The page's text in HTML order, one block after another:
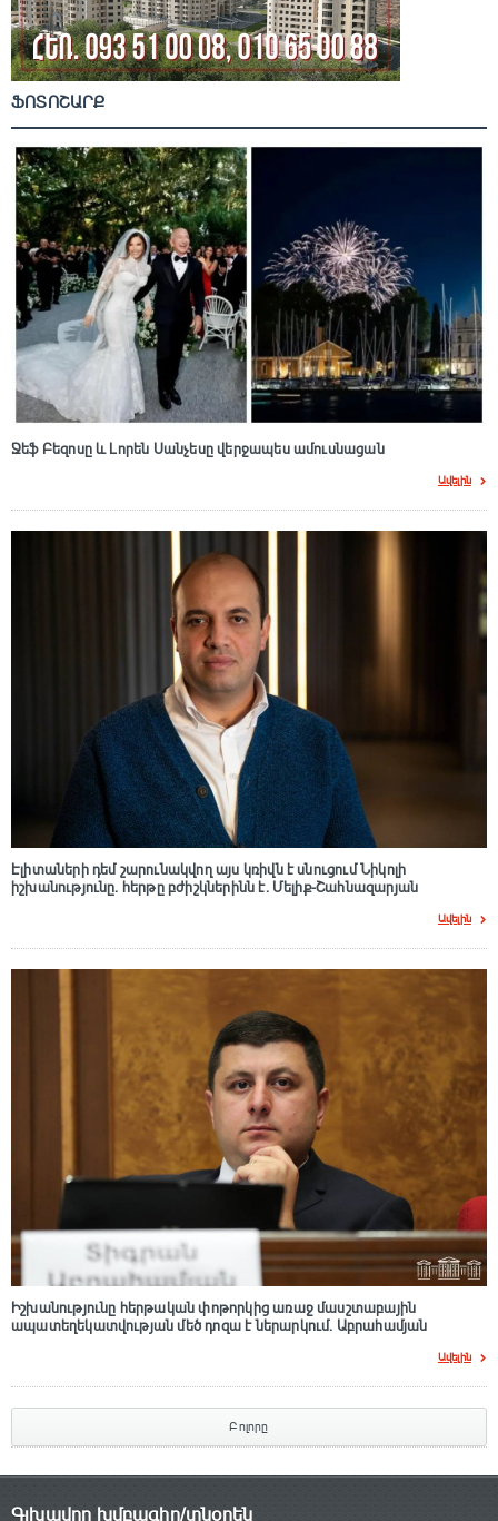
ՖՈՏՈՇԱՐՔ
Ջեֆ Բեզոսը և Լորեն Սանչեսը վերջապես ամուսնացան
Ավելին
Էլիտաների դեմ շարունակվող այս կռիվն է սնուցում Նիկոլի
իշխանությունը. հերթը բժիշկներինն է. Մելիք-Շահնազարյան
Ավելին
Իշխանությունը հերթական փոթորկից առաջ մասշտաբային
ապատեղեկատվության մեծ դnզա է ներարկում․ Աբրահամյան
Ավելին
Բոլորը
Գլխավոր խմբագիր/տնօրեն